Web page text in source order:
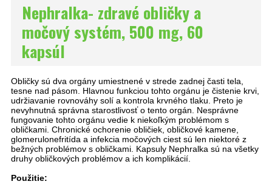
Nephralka- zdravé obličky a
močový systém, 500 mg, 60
kapsúl
Obličky sú dva orgány umiestnené v strede zadnej časti tela,
tesne nad pásom. Hlavnou funkciou tohto orgánu je čistenie krvi,
udržiavanie rovnováhy solí a kontrola krvného tlaku. Preto je
nevyhnutná správna starostlivosť o tento orgán. Nesprávne
fungovanie tohto orgánu vedie k niekoľkým problémom s
obličkami. Chronické ochorenie obličiek, obličkové kamene,
glomerulonefritída a infekcia močových ciest sú len niektoré z
bežných problémov s obličkami. Kapsuly Nephralka sú na všetky
druhy obličkových problémov a ich komplikácií.
Použitie: